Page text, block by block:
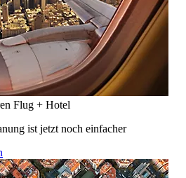
Flug + Hotel
ist jetzt noch einfacher